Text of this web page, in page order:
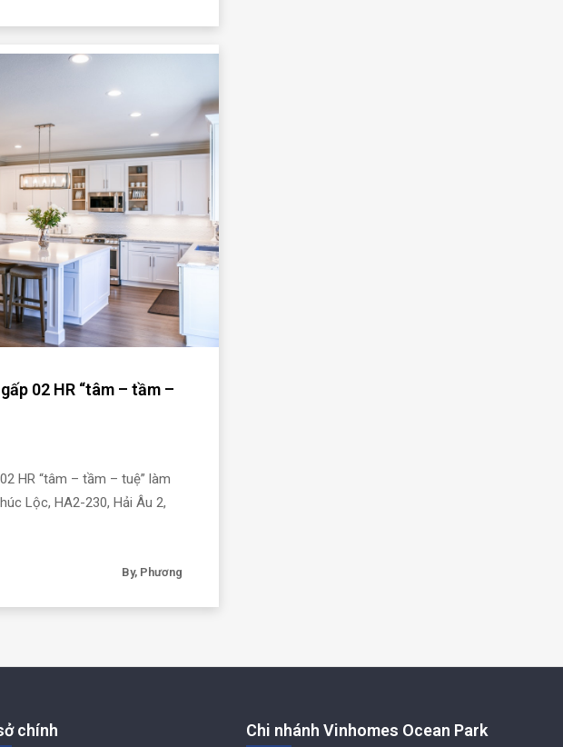
02 HR “tâm – tầm –
HR “tâm – tầm – tuệ” làm
Lộc, HA2-230, Hải Âu 2,
By, Phương
chính Chi nhánh Vinhomes Ocean Park